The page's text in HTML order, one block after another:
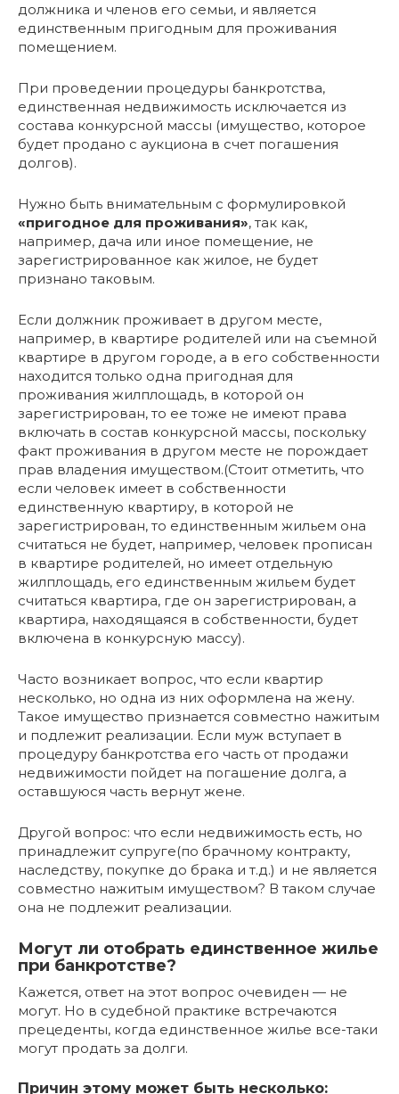
должника и членов его семьи, и является
единственным пригодным для проживания
помещением.
При проведении процедуры банкротства,
единственная недвижимость исключается из
состава конкурсной массы (имущество, которое
будет продано с аукциона в счет погашения
долгов).
Нужно быть внимательным с формулировкой
«пригодное для проживания», так как,
например, дача или иное помещение, не
зарегистрированное как жилое, не будет
признано таковым.
Если должник проживает в другом месте,
например, в квартире родителей или на съемной
квартире в другом городе, а в его собственности
находится только одна пригодная для
проживания жилплощадь, в которой он
зарегистрирован, то ее тоже не имеют права
включать в состав конкурсной массы, поскольку
факт проживания в другом месте не порождает
прав владения имуществом.(Стоит отметить, что
если человек имеет в собственности
единственную квартиру, в которой не
зарегистрирован, то единственным жильем она
считаться не будет, например, человек прописан
в квартире родителей, но имеет отдельную
жилплощадь, его единственным жильем будет
считаться квартира, где он зарегистрирован, а
квартира, находящаяся в собственности, будет
включена в конкурсную массу).
Часто возникает вопрос, что если квартир
несколько, но одна из них оформлена на жену.
Такое имущество признается совместно нажитым
и подлежит реализации. Если муж вступает в
процедуру банкротства его часть от продажи
недвижимости пойдет на погашение долга, а
оставшуюся часть вернут жене.
Другой вопрос: что если недвижимость есть, но
принадлежит супруге(по брачному контракту,
наследству, покупке до брака и т.д.) и не является
совместно нажитым имуществом? В таком случае
она не подлежит реализации.
Могут ли отобрать единственное жилье
при банкротстве?
Кажется, ответ на этот вопрос очевиден — не
могут. Но в судебной практике встречаются
прецеденты, когда единственное жилье все-таки
могут продать за долги.
Причин этому может быть несколько: